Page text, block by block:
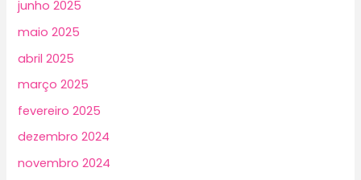
junho 2025
maio 2025
abril 2025
março 2025
fevereiro 2025
dezembro 2024
novembro 2024